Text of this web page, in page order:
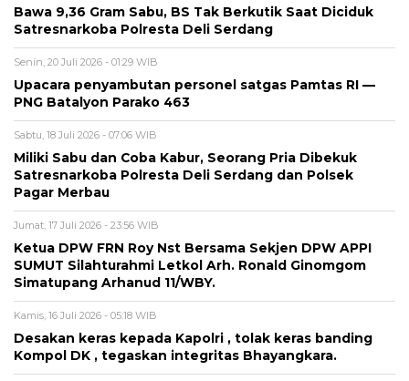
Bawa 9,36 Gram Sabu, BS Tak Berkutik Saat Diciduk
Satresnarkoba Polresta Deli Serdang
Senin, 20 Juli 2026 - 01:29 WIB
Upacara penyambutan personel satgas Pamtas RI —
PNG Batalyon Parako 463
Sabtu, 18 Juli 2026 - 07:06 WIB
Miliki Sabu dan Coba Kabur, Seorang Pria Dibekuk
Satresnarkoba Polresta Deli Serdang dan Polsek
Pagar Merbau
Jumat, 17 Juli 2026 - 23:56 WIB
Ketua DPW FRN Roy Nst Bersama Sekjen DPW APPI
SUMUT Silahturahmi Letkol Arh. Ronald Ginomgom
Simatupang Arhanud 11/WBY.
Kamis, 16 Juli 2026 - 05:18 WIB
Desakan keras kepada Kapolri , tolak keras banding
Kompol DK , tegaskan integritas Bhayangkara.